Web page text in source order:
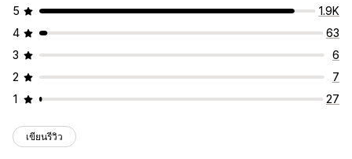
5
1.9K
4
63
3
6
2
7
1
27
เขียนรีวิว